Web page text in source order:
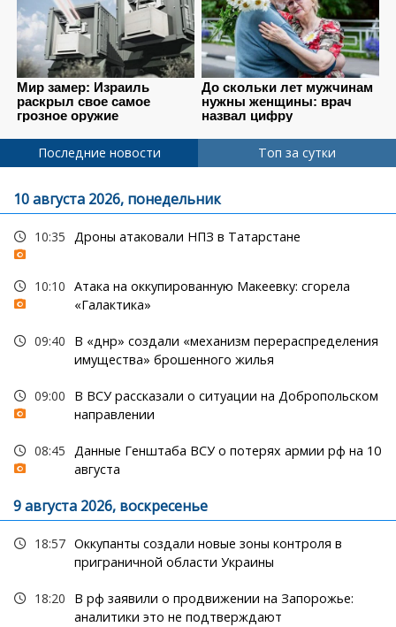
Последние новости Топ за сутки
10 августа 2026, понедельник
10:35 Дроны атаковали НПЗ в Татарстане
10:10 Атака на оккупированную Макеевку: сгорела
«Галактика»
09:40
В «днр» создали «механизм перераспределения
имущества» брошенного жилья
09:00
В ВСУ рассказали о ситуации на Добропольском
направлении
08:45 Данные Генштаба ВСУ о потерях армии рф на 10
августа
9 августа 2026, воскресенье
18:57 Оккупанты создали новые зоны контроля в
приграничной области Украины
18:20
В рф заявили о продвижении на Запорожье:
аналитики это не подтверждают